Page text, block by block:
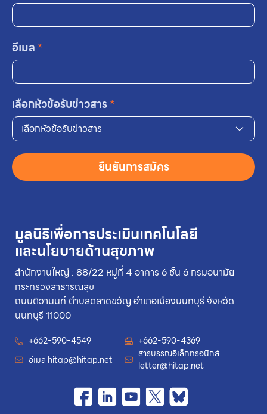
มูลนิธิเพื่อการประเมินเทคโนโลยี
และนโยบายด้านสุขภาพ
สำนักงานใหญ่ : 88/22 หมู่ที่ 4 อาคาร 6 ชั้น 6 กรมอนามัย
กระทรวงสาธารณสุข
ถนนติวานนท์ ตำบลตลาดขวัญ อำเภอเมืองนนทบุรี จังหวัด
นนทบุรี 11000
+662-590-4549
+662-590-4369
อีเมล hitap@hitap.net
สารบรรณอิเล็กทรอนิกส์
letter@hitap.net
อีเมล *
เลือกหัวข้อรับข่าวสาร*
เลือกหัวข้อรับข่าวสาร
ยืนยันการสมัคร